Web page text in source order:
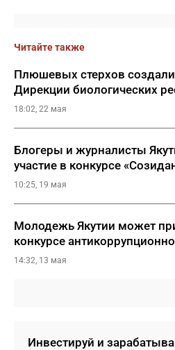
Читайте также
Плюшевых стерхов создали
Дирекции биологических
18:02, 22 мая
Блогеры и журналисты
участие в конкурсе
10:25, 19 мая
Молодежь Якутии может
конкурсе
14:32, 13 мая
Инвестируй и